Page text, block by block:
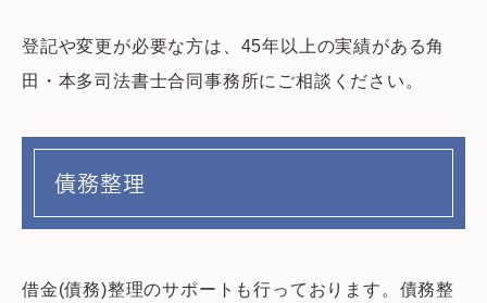
登記や変更が必要な方は、45年以上の実績がある角
田・本多司法書士合同事務所にご相談ください。
債務整理
借金(債務)整理のサポートも行っております。債務整